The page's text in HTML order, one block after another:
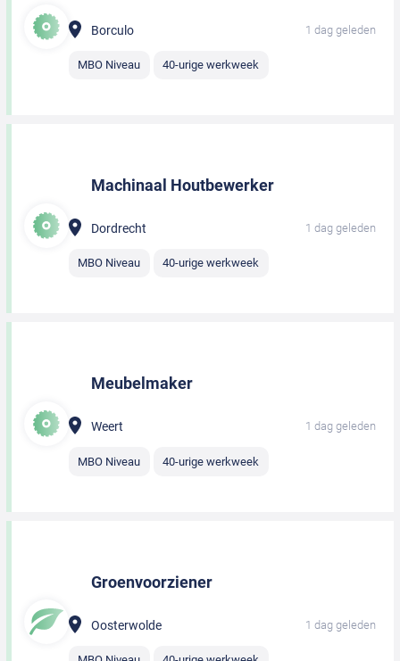
Borculo 1 dag geleden
MBO Niveau 40-urige werkweek
Machinaal Houtbewerker
Dordrecht 1 dag geleden
MBO Niveau 40-urige werkweek
Meubelmaker
Weert 1 dag geleden
MBO Niveau 40-urige werkweek
Groenvoorziener
Oosterwolde 1 dag geleden